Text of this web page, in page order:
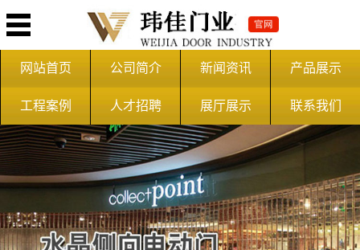
网站首页 公司简介 新闻资讯 产品展示
工程案例 人才招聘 展厅展示 联系我们